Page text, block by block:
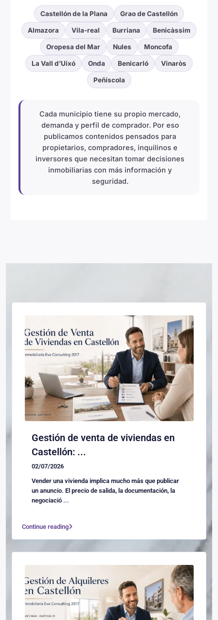
Castellón de la Plana Grao de Castellón
Almazora Vila-real Burriana Benicàssim
Oropesa del Mar Nules Moncofa
La Vall d’Uixó Onda Benicarló Vinaròs
Peñíscola
Cada municipio tiene su propio mercado,
demanda y perfil de comprador. Por eso
publicamos contenidos pensados para
propietarios, compradores, inquilinos e
inversores que necesitan tomar decisiones
inmobiliarias con más información y
seguridad.
Gestión de venta de viviendas en
Castellón: ...
02/07/2026
Vender una vivienda implica mucho más que publicar
un anuncio. El precio de salida, la documentación, la
negociació ...
Continue reading